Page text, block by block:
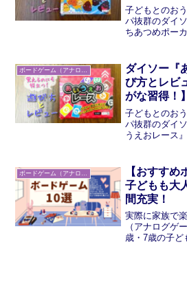
子どもとのお
パ抜群のダイ
ちあつめポー
ボードゲーム（アナログゲーム）
ダイソー『
び方とレビ
がな習得！】
子どもとのお
パ抜群のダイ
うえおレース
えていく！小
かなりおすす
【おすすめ
子どもも大
間充実！
実際に家族で
（アナログゲ
歳・7歳の子ど